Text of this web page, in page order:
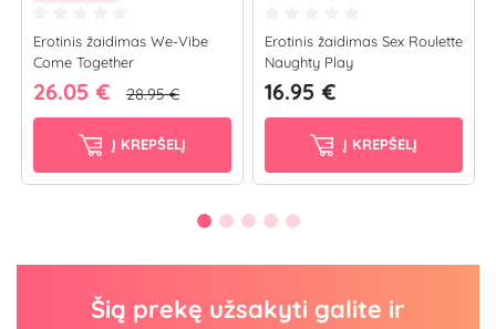
Erotinis žaidimas We-Vibe
Come Together
26.05 € 28.95 €
Į KREPŠELĮ
Erotinis žaidimas Sex Roulette
Naughty Play
16.95 €
Į KREPŠELĮ
Šią prekę užsakyti galite ir